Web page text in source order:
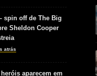
spin off de The Big
Sheldon Cooper
atrás
aparecem em